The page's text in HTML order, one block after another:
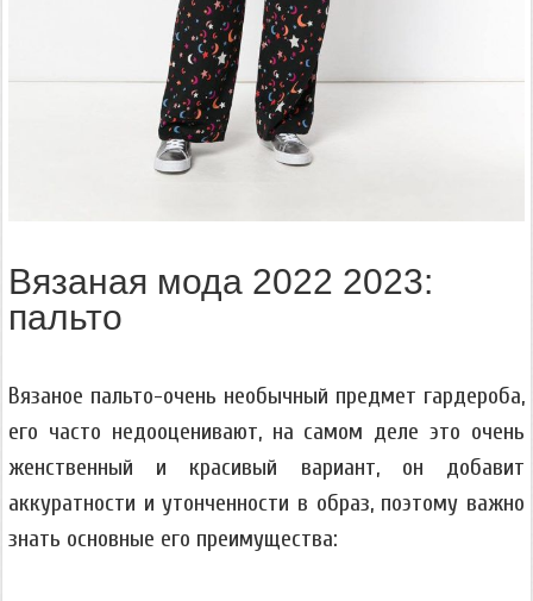
Вязаная мода 2022 2023:
пальто
Вязаное пальто-очень необычный предмет гардероба,
его часто недооценивают, на самом деле это очень
женственный и красивый вариант, он добавит
аккуратности и утонченности в образ, поэтому важно
знать основные его преимущества: